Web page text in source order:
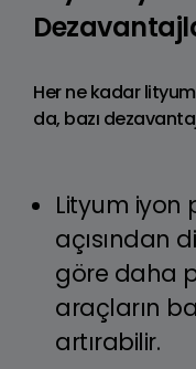
Her ne kadar
da, bazı
Lityum iyon
açısından
göre daha
araçların
artırabilir.